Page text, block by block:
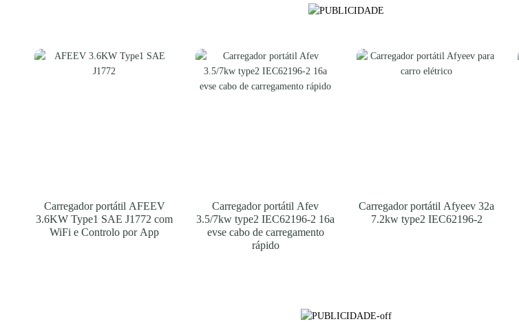
Carregador portátil AFEEV
3.6KW Type1 SAE J1772 com
WiFi e Controlo por App
Carregador portátil Afev
3.5/7kw type2 IEC62196-2 16a
evse cabo de carregamento
rápido
Carregador portátil Afyeev 32a
7.2kw type2 IEC62196-2